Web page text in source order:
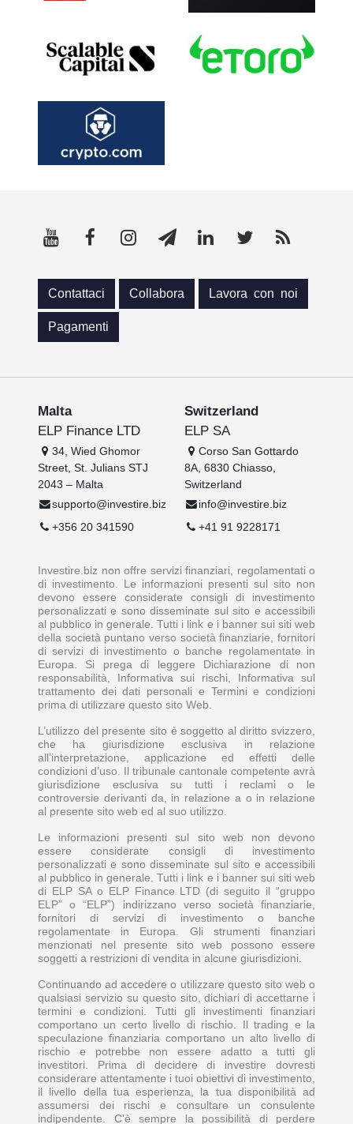
Contattaci Collabora Lavora con noi
Pagamenti
Malta
ELP Finance LTD
34, Wied Ghomor
Street, St. Julians STJ
2043 – Malta
supporto@investire.biz
+356 20 341590
Switzerland
ELP SA
Corso San Gottardo
8A, 6830 Chiasso,
Switzerland
info@investire.biz
+41 91 9228171
Investire.biz non offre servizi finanziari, regolamentati o
di investimento. Le informazioni presenti sul sito non
devono essere considerate consigli di investimento
personalizzati e sono disseminate sul sito e accessibili
al pubblico in generale. Tutti i link e i banner sui siti web
della società puntano verso società finanziarie, fornitori
di servizi di investimento o banche regolamentate in
Europa. Si prega di leggere Dichiarazione di non
responsabilità, Informativa sui rischi, Informativa sul
trattamento dei dati personali e Termini e condizioni
prima di utilizzare questo sito Web.
L’utilizzo del presente sito è soggetto al diritto svizzero,
che ha giurisdizione esclusiva in relazione
all’interpretazione, applicazione ed effetti delle
condizioni d’uso. Il tribunale cantonale competente avrà
giurisdizione esclusiva su tutti i reclami o le
controversie derivanti da, in relazione a o in relazione
al presente sito web ed al suo utilizzo.
Le informazioni presenti sul sito web non devono
essere considerate consigli di investimento
personalizzati e sono disseminate sul sito e accessibili
al pubblico in generale. Tutti i link e i banner sui siti web
di ELP SA o ELP Finance LTD (di seguito il “gruppo
ELP” o “ELP”) indirizzano verso società finanziarie,
fornitori di servizi di investimento o banche
regolamentate in Europa. Gli strumenti finanziari
menzionati nel presente sito web possono essere
soggetti a restrizioni di vendita in alcune giurisdizioni.
Continuando ad accedere o utilizzare questo sito web o
qualsiasi servizio su questo sito, dichiari di accettarne i
termini e condizioni. Tutti gli investimenti finanziari
comportano un certo livello di rischio. Il trading e la
speculazione finanziaria comportano un alto livello di
rischio e potrebbe non essere adatto a tutti gli
investitori. Prima di decidere di investire dovresti
considerare attentamente i tuoi obiettivi di investimento,
il livello della tua esperienza, la tua disponibilità ad
assumersi dei rischi e consultare un consulente
indipendente. C'è sempre la possibilità di perdere